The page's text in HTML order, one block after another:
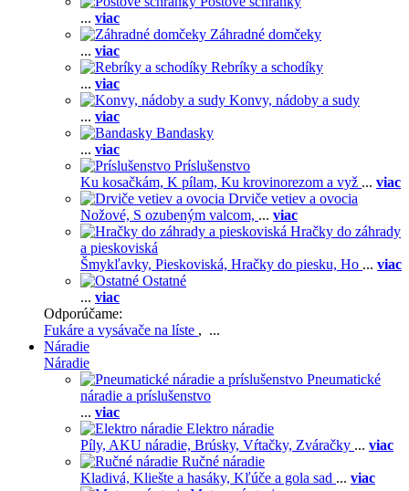
... viac
Záhradné domčeky
... viac
Rebríky a schodíky
... viac
Konvy, nádoby a sudy
... viac
Bandasky
... viac
Príslušenstvo
Ku kosačkám, K pílam, Ku krovinorezom a vyž ... viac
Drviče vetiev a ovocia
Nožové, S ozubeným valcom, ... viac
Hračky do záhrady
a pieskoviská
Šmykľavky, Pieskoviská, Hračky do piesku, Ho ... viac
Ostatné
... viac
Odporúčame:
Fukáre a vysávače na líste , ...
Náradie
Náradie
Pneumatické
náradie a príslušenstvo
... viac
Elektro náradie
Píly, AKU náradie, Brúsky, Vŕtačky, Zváračky ... viac
Ručné náradie
Kladivá, Kliešte a hasáky, Kľúče a gola sad ... viac